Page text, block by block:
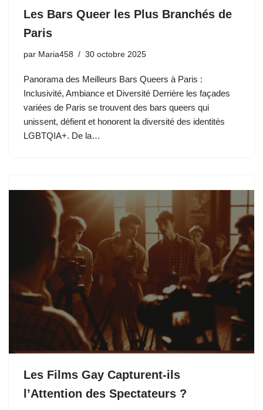
Les Bars Queer les Plus Branchés de
Paris
par Maria458 30 octobre 2025
Panorama des Meilleurs Bars Queers à Paris :
Inclusivité, Ambiance et Diversité Derrière les façades
variées de Paris se trouvent des bars queers qui
unissent, défient et honorent la diversité des identités
LGBTQIA+. De la…
Les Films Gay Capturent-ils
l’Attention des Spectateurs ?